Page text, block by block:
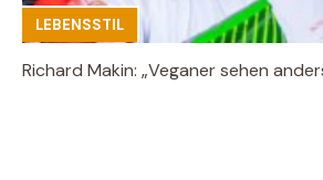
LEBENSSTIL
Richard Makin: „Veganer sehen